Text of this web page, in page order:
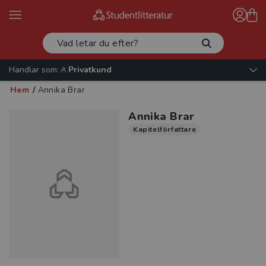
Handlar som:
Privatkund
Hem / Annika Brar
Annika Brar
Kapitelförfattare